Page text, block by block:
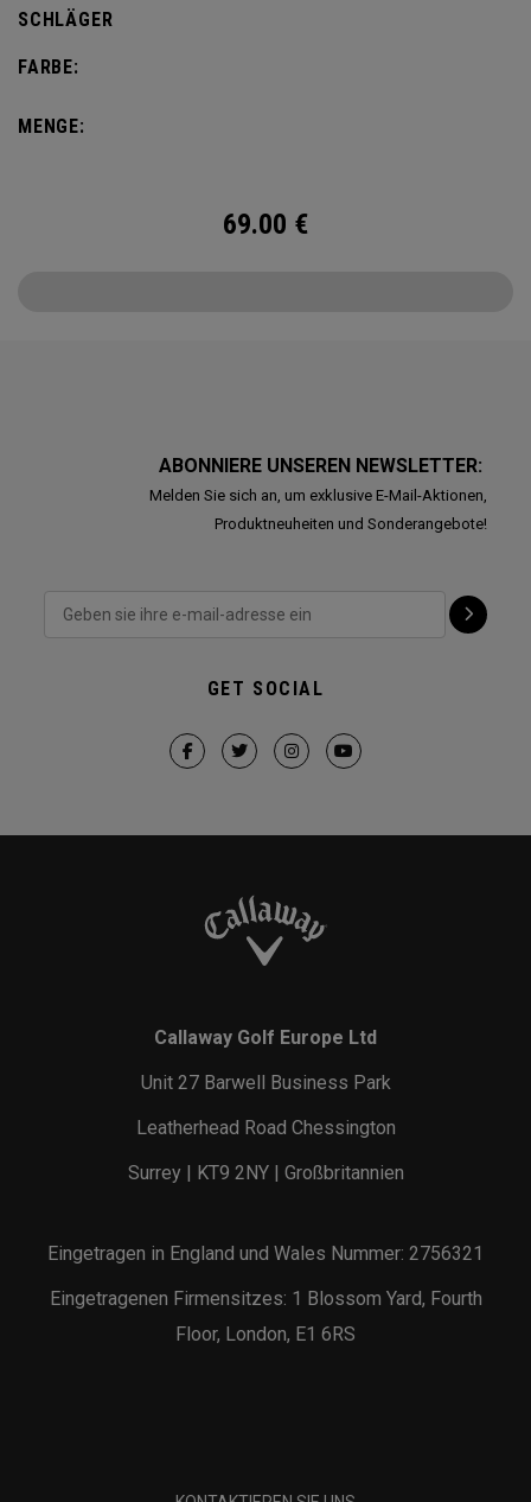
SCHLÄGER
FARBE:
MENGE:
69.00 €
ABONNIERE UNSEREN NEWSLETTER:
Melden Sie sich an, um exklusive E-Mail-Aktionen,
Produktneuheiten und Sonderangebote!
GET SOCIAL
Callaway Golf Europe Ltd
Unit 27 Barwell Business Park
Leatherhead Road Chessington
Surrey | KT9 2NY | Großbritannien
Eingetragen in England und Wales Nummer: 2756321
Eingetragenen Firmensitzes: 1 Blossom Yard, Fourth
Floor, London, E1 6RS